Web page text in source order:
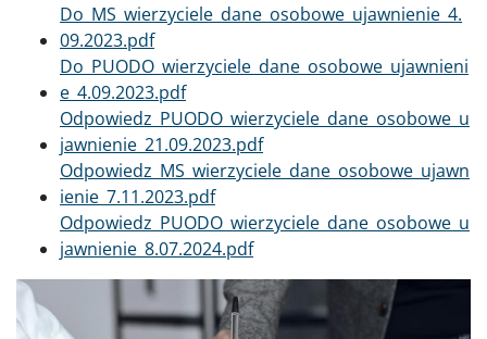
Dokument
Do_MS_wierzyciele_dane_osobowe_ujawnienie_4.
09.2023.pdf
Dokument
Do_PUODO_wierzyciele_dane_osobowe_ujawnieni
e_4.09.2023.pdf
Dokument
Odpowiedz_PUODO_wierzyciele_dane_osobowe_u
jawnienie_21.09.2023.pdf
Dokument
Odpowiedz_MS_wierzyciele_dane_osobowe_ujawn
ienie_7.11.2023.pdf
Dokument
Odpowiedz_PUODO_wierzyciele_dane_osobowe_u
jawnienie_8.07.2024.pdf